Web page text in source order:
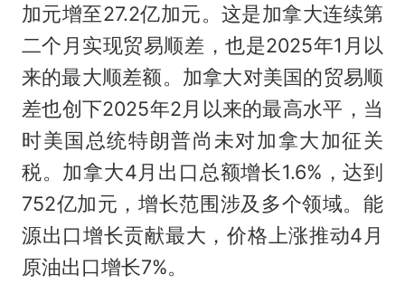
加元增至27.2亿加元。这是加拿大连续第
二个月实现贸易顺差，也是2025年1月以
来的最大顺差额。加拿大对美国的贸易顺
差也创下2025年2月以来的最高水平，当
时美国总统特朗普尚未对加拿大加征关
税。加拿大4月出口总额增长1.6%，达到
752亿加元，增长范围涉及多个领域。能
源出口增长贡献最大，价格上涨推动4月
原油出口增长7%。